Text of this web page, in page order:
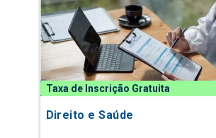
Taxa de Inscrição Gratuita
Direito e Saúde